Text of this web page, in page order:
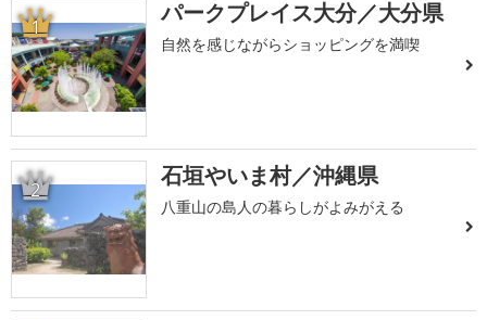
1 パークプレイス大分／大分県
自然を感じながらショッピングを満喫
2 石垣やいま村／沖縄県
八重山の島人の暮らしがよみがえる